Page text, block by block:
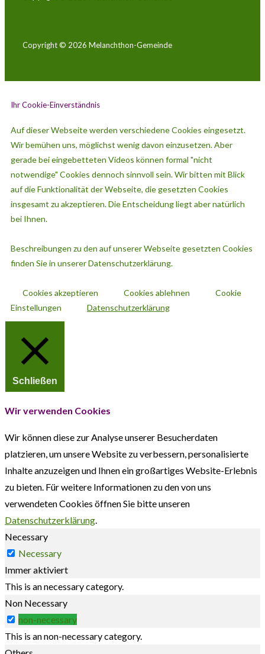
Copyright © 2026 Melanchthon-Gemeinde
Ihr Cookie-Einverständnis
Auf dieser Webseite werden verschiedene Cookies eingesetzt.
Wir bemühen uns, möglichst wenig davon einzusetzen. Aber
gerade bei eingebetteten Videos können formal "nicht
notwendige" Cookies dennoch sinnvoll sein. Wir bitten mit Blick
auf die Funktionalität der Webseite, die gesetzten Cookies
insgesamt zu akzeptieren. Die Entscheidung liegt aber natürlich
bei Ihnen.
Beschreibungen zu den auf unserer Webseite gesetzten Cookies
finden Sie in unserer Datenschutzerklärung.
Cookies akzeptieren Cookies ablehnen
Cookie
Einstellungen
Datenschutzerklärung
Schließen
Wir verwenden Cookies
Wir können diese zur Analyse unserer Besucherdaten
platzieren, um unsere Website zu verbessern, personalisierte
Inhalte anzuzeigen und Ihnen ein großartiges Website-Erlebnis
zu bieten. Für weitere Informationen zu den von uns
verwendeten Cookies öffnen Sie bitte unseren
Datenschutzerklärung.
Necessary
Necessary
Immer aktiviert
This is an necessary category.
Non Necessary
non-necessary
This is an non-necessary category.